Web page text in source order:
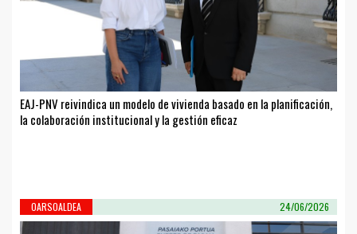
EAJ-PNV reivindica un modelo de vivienda basado en la planificación,
la colaboración institucional y la gestión eficaz
OARSOALDEA 24/06/2026